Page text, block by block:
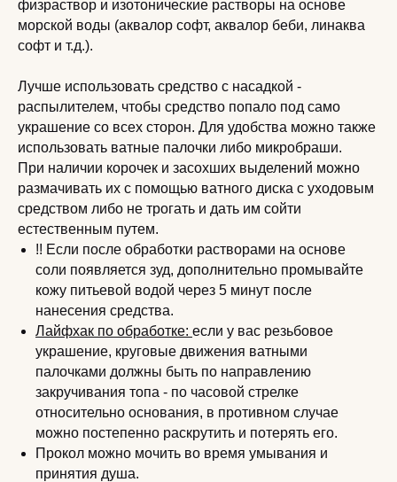
физраствор и изотонические растворы на основе
морской воды (аквалор софт, аквалор беби, линаква
софт и т.д.).
Лучше использовать средство с насадкой -
распылителем, чтобы средство попало под само
украшение со всех сторон. Для удобства можно также
использовать ватные палочки либо микробраши.
При наличии корочек и засохших выделений можно
размачивать их с помощью ватного диска с уходовым
средством либо не трогать и дать им сойти
естественным путем.
!! Если после обработки растворами на основе
соли появляется зуд, дополнительно промывайте
кожу питьевой водой через 5 минут после
нанесения средства.
Лайфхак по обработке: если у вас резьбовое
украшение, круговые движения ватными
палочками должны быть по направлению
закручивания топа - по часовой стрелке
относительно основания, в противном случае
можно постепенно раскрутить и потерять его.
Прокол можно мочить во время умывания и
принятия душа.